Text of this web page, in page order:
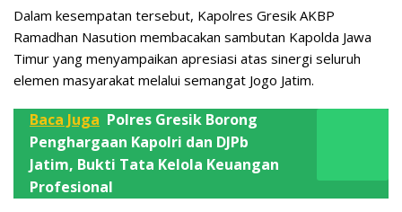
Dalam kesempatan tersebut, Kapolres Gresik AKBP
Ramadhan Nasution membacakan sambutan Kapolda Jawa
Timur yang menyampaikan apresiasi atas sinergi seluruh
elemen masyarakat melalui semangat Jogo Jatim.
Baca Juga Polres Gresik Borong
Penghargaan Kapolri dan DJPb
Jatim, Bukti Tata Kelola Keuangan
Profesional